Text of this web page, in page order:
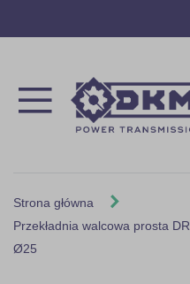
Strona główna
Przekładnia walcowa prosta
Ø25